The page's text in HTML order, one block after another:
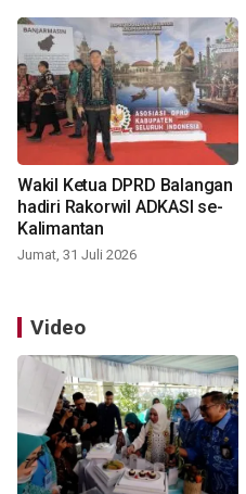
Wakil Ketua DPRD Balangan
hadiri Rakorwil ADKASI se-
Kalimantan
Jumat, 31 Juli 2026
Video